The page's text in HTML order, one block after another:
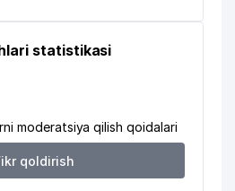
statistikasi
moderatsiya qilish qoidalari
qoldirish